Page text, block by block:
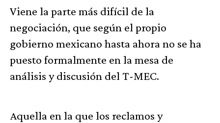
Viene la parte más difícil de la
negociación, que según el propio
gobierno mexicano hasta ahora no se ha
puesto formalmente en la mesa de
análisis y discusión del T-MEC.
Aquella en la que los reclamos y